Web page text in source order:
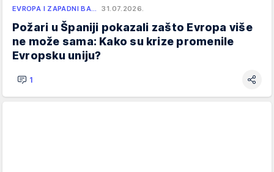
EVROPA I ZAPADNI BA… 31.07.2026.
Požari u Španiji pokazali zašto Evropa više
ne može sama: Kako su krize promenile
Evropsku uniju?
1